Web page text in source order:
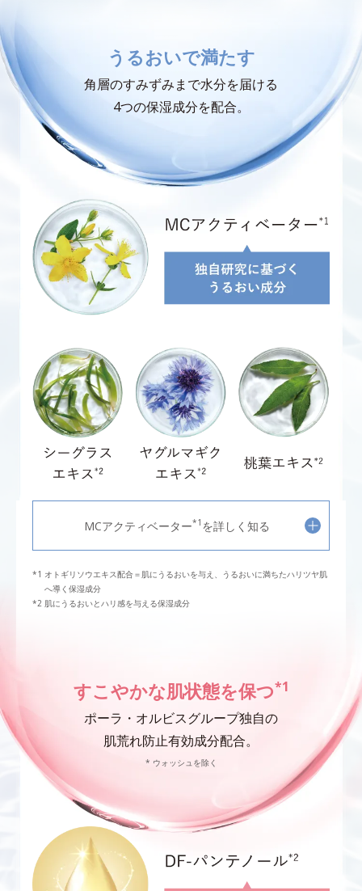
うるおいで満たす
角層のすみずみまで水分を届ける
4つの保湿成分を配合。
MCアクティベーター*1 を詳しく知る
オトギリソウエキス配合＝肌にうるおいを与え、うるおいに満ちたハリツヤ肌
へ導く保湿成分
肌にうるおいとハリ感を与える保湿成分
すこやかな肌状態を保つ*1
ポーラ・オルビスグループ独自の
肌荒れ防止有効成分配合。
* ウォッシュを除く